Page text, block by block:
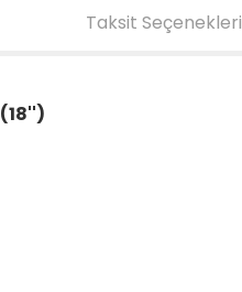
Taksit Seçenekleri